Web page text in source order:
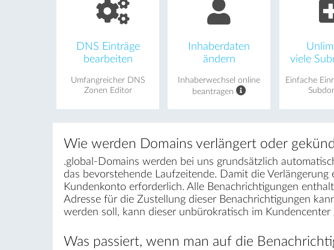
DNS Einträge
bearbeiten
Umfangreicher DNS
Zonen Editor
Inhaberdaten
ändern
Inhaberwechsel online
beantragen
viele
Einfache
Wie werden Domains verlängert oder
.global-Domains werden bei uns grundsätzlich
das bevorstehende Laufzeitende. Damit die
Kundenkonto erforderlich. Alle Benachrichtigungen
Adresse für die Zustellung dieser Benachrichtigungen
werden soll, kann dieser unbürokratisch im Kundencenter
Was passiert, wenn man auf die